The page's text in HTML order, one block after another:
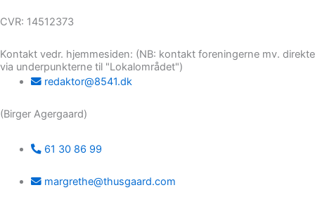
CVR: 14512373
Kontakt vedr. hjemmesiden: (NB: kontakt foreningerne mv. direkte
via underpunkterne til "Lokalområdet")
redaktor@8541.dk
(Birger Agergaard)
61 30 86 99
margrethe@thusgaard.com